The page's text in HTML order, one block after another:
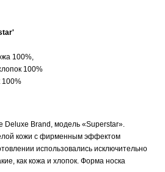
100%,
100%
100%
Deluxe Brand, модель «Superstar».
кожи с фирменным эффектом
использовались исключительно
как кожа и хлопок. Форма носка